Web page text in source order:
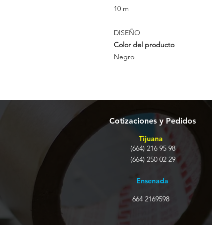
10 m
DISEÑO
Color del producto
Negro
Cotizaciones y Pedidos
Tijuana
(664) 216 95 98
(664) 250 02 29
Ensenada
664 2169598